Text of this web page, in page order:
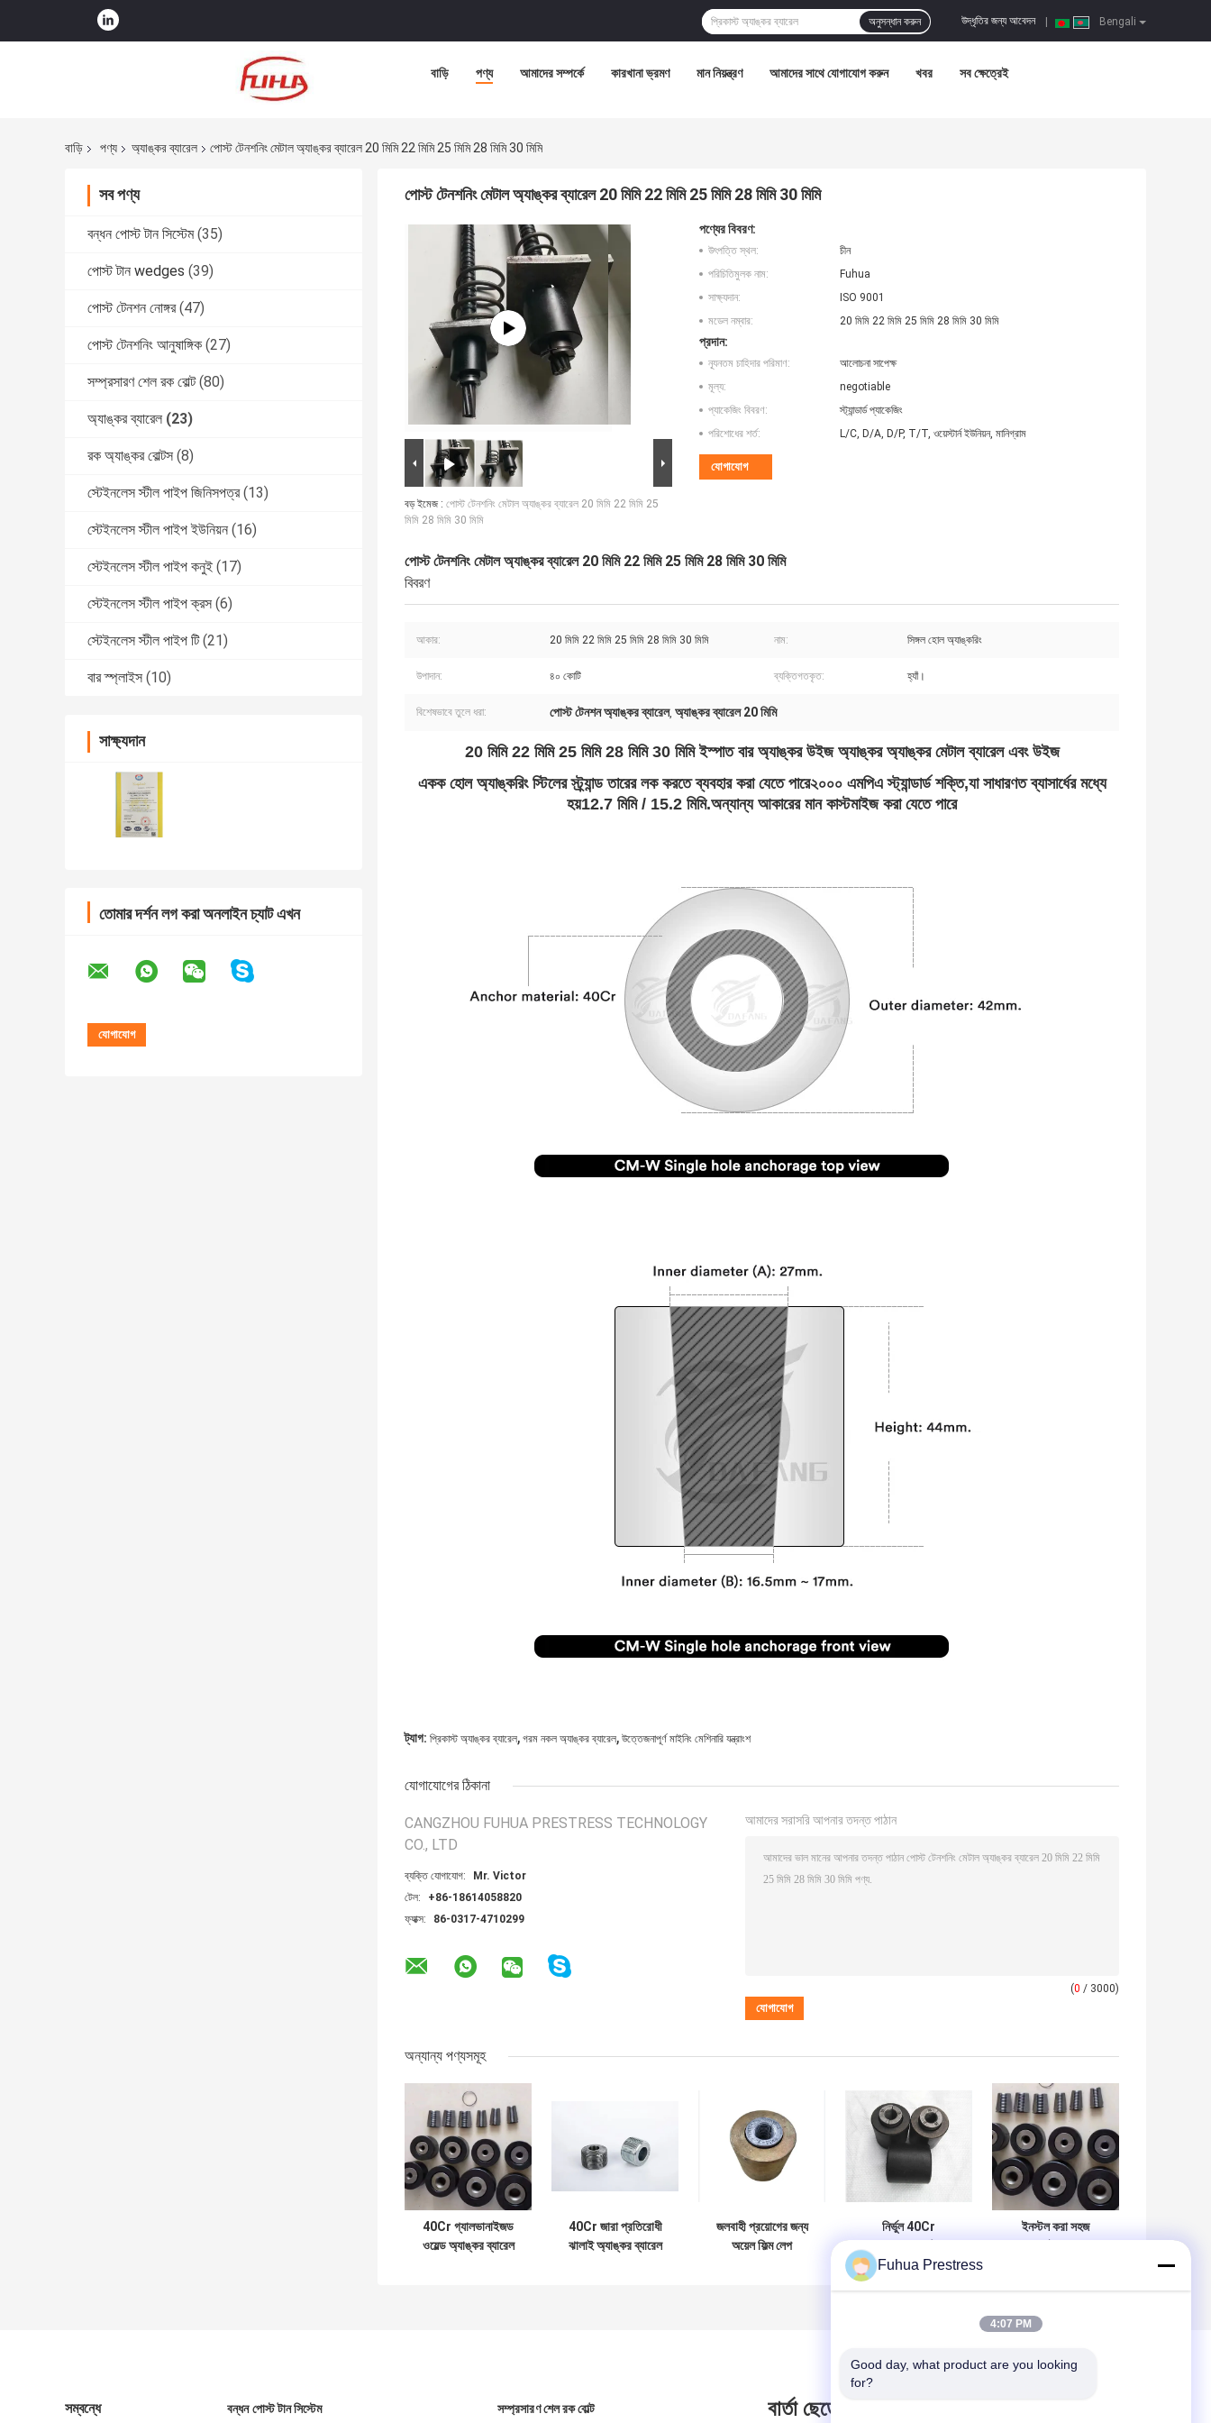
Bengali
উদ্ধৃতির জন্য আবেদন
অনুসন্ধান করুন
বাড়ি পণ্য আমাদের সম্পর্কে কারখানা ভ্রমণ মান নিয়ন্ত্রণ আমাদের সাথে যোগাযোগ করুন খবর সব ক্ষেত্রেই
বাড়ি পণ্য অ্যাঙ্কর ব্যারেল পোস্ট টেনশনিং মেটাল অ্যাঙ্কর ব্যারেল 20 মিমি 22 মিমি 25 মিমি 28 মিমি 30 মিমি
সব পণ্য
বন্ধন পোস্ট টান সিস্টেম (35)
পোস্ট টান wedges (39)
পোস্ট টেনশন নোঙ্গর (47)
পোস্ট টেনশনিং আনুষাঙ্গিক (27)
সম্প্রসারণ শেল রক বোল্ট (80)
অ্যাঙ্কর ব্যারেল (23)
রক অ্যাঙ্কর বোল্টস (8)
স্টেইনলেস স্টীল পাইপ জিনিসপত্র (13)
স্টেইনলেস স্টীল পাইপ ইউনিয়ন (16)
স্টেইনলেস স্টীল পাইপ কনুই (17)
স্টেইনলেস স্টীল পাইপ ক্রস (6)
স্টেইনলেস স্টীল পাইপ টি (21)
বার স্প্লাইস (10)
সাক্ষ্যদান
তোমার দর্শন লগ করা অনলাইন চ্যাট এখন
পোস্ট টেনশনিং মেটাল অ্যাঙ্কর ব্যারেল 20 মিমি 22 মিমি 25 মিমি 28 মিমি 30 মিমি
বড় ইমেজ : পোস্ট টেনশনিং মেটাল অ্যাঙ্কর ব্যারেল 20 মিমি 22 মিমি 25
মিমি 28 মিমি 30 মিমি
পণ্যের বিবরণ:
উৎপত্তি স্থল:
চীন
পরিচিতিমুলক নাম:
Fuhua
সাক্ষ্যদান:
ISO 9001
মডেল নম্বার:
20 মিমি 22 মিমি 25 মিমি 28 মিমি 30 মিমি
প্রদান:
ন্যূনতম চাহিদার পরিমাণ:
আলোচনা সাপেক্ষ
মূল্য:
negotiable
প্যাকেজিং বিবরণ:
স্ট্যান্ডার্ড প্যাকেজিং
পরিশোধের শর্ত:
L/C, D/A, D/P, T/T, ওয়েস্টার্ন ইউনিয়ন, মানিগ্রাম
যোগাযোগ
পোস্ট টেনশনিং মেটাল অ্যাঙ্কর ব্যারেল 20 মিমি 22 মিমি 25 মিমি 28 মিমি 30 মিমি
বিবরণ
আকার: 20 মিমি 22 মিমি 25 মিমি 28 মিমি 30 মিমি নাম: সিঙ্গল হোল অ্যাঙ্করিং
উপাদান: ৪০ কোটি ব্যক্তিগতকৃত: হ্যাঁ।
বিশেষভাবে তুলে ধরা: পোস্ট টেনশন অ্যাঙ্কর ব্যারেল, অ্যাঙ্কর ব্যারেল 20 মিমি
20 মিমি 22 মিমি 25 মিমি 28 মিমি 30 মিমি ইস্পাত বার অ্যাঙ্কর উইজ অ্যাঙ্কর অ্যাঙ্কর মেটাল ব্যারেল এবং উইজ
একক হোল অ্যাঙ্করিং স্টিলের স্ট্র্যান্ড তারের লক করতে ব্যবহার করা যেতে পারে২০০০ এমপিএ স্ট্যান্ডার্ড শক্তি,যা সাধারণত ব্যাসার্ধের মধ্যে
হয়12.7 মিমি / 15.2 মিমি.অন্যান্য আকারের মান কাস্টমাইজ করা যেতে পারে
ট্যাগ: প্রিকাস্ট অ্যাঙ্কর ব্যারেল, গরম নকল অ্যাঙ্কর ব্যারেল, উত্তেজনাপূর্ণ মাইনিং মেশিনারি যন্ত্রাংশ
যোগাযোগের ঠিকানা
CANGZHOU FUHUA PRESTRESS TECHNOLOGY
CO., LTD
ব্যক্তি যোগাযোগ:
Mr. Victor
টেল:
+86-18614058820
ফ্যাক্স:
86-0317-4710299
আমাদের সরাসরি আপনার তদন্ত পাঠান
(0 / 3000)
অন্যান্য পণ্যসমূহ
40Cr গ্যালভানাইজড
ওয়েল্ড অ্যাঙ্কর ব্যারেল
40Cr জারা প্রতিরোধী
ঝালাই অ্যাঙ্কর ব্যারেল
জলবাহী প্রয়োগের জন্য
অয়েল ফিল্ম লেপ
নির্ভুল 40Cr
অ্যাঙ্কর ব্যারেল /
ইনস্টল করা সহজ
সম্বন্ধে বন্ধন পোস্ট টান সিস্টেম সম্প্রসারণ শেল রক বোল্ট বার্তা ছেড়ে
Fuhua Prestress
4:07 PM
Good day, what product are you looking
for?